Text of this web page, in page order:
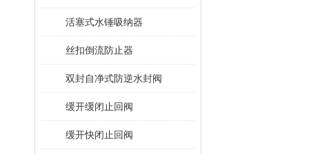
活塞式水锤吸纳器
丝扣倒流防止器
双封自净式防逆水封阀
缓开缓闭止回阀
缓开快闭止回阀